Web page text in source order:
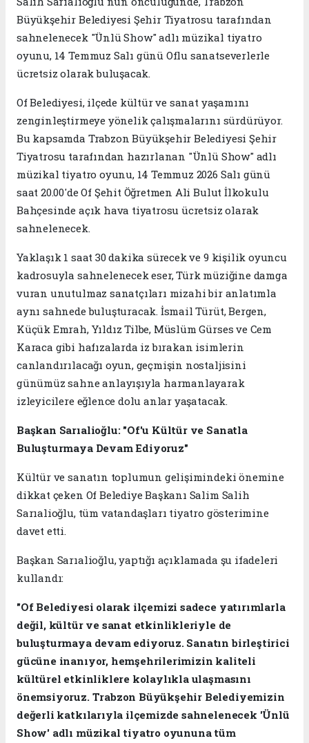
Büyükşehir Belediyesi Şehir Tiyatrosu tarafından
sahnelenecek "Ünlü Show" adlı müzikal tiyatro
oyunu, 14 Temmuz Salı günü Oflu sanatseverlerle
ücretsiz olarak buluşacak.
Of Belediyesi, ilçede kültür ve sanat yaşamını
zenginleştirmeye yönelik çalışmalarını sürdürüyor.
Bu kapsamda Trabzon Büyükşehir Belediyesi Şehir
Tiyatrosu tarafından hazırlanan "Ünlü Show" adlı
müzikal tiyatro oyunu, 14 Temmuz 2026 Salı günü
saat 20.00'de Of Şehit Öğretmen Ali Bulut İlkokulu
Bahçesinde açık hava tiyatrosu ücretsiz olarak
sahnelenecek.
Yaklaşık 1 saat 30 dakika sürecek ve 9 kişilik oyuncu
kadrosuyla sahnelenecek eser, Türk müziğine damga
vuran unutulmaz sanatçıları mizahi bir anlatımla
aynı sahnede buluşturacak. İsmail Türüt, Bergen,
Küçük Emrah, Yıldız Tilbe, Müslüm Gürses ve Cem
Karaca gibi hafızalarda iz bırakan isimlerin
canlandırılacağı oyun, geçmişin nostaljisini
günümüz sahne anlayışıyla harmanlayarak
izleyicilere eğlence dolu anlar yaşatacak.
Başkan Sarıalioğlu: "Of'u Kültür ve Sanatla
Buluşturmaya Devam Ediyoruz"
Kültür ve sanatın toplumun gelişimindeki önemine
dikkat çeken Of Belediye Başkanı Salim Salih
Sarıalioğlu, tüm vatandaşları tiyatro gösterimine
davet etti.
Başkan Sarıalioğlu, yaptığı açıklamada şu ifadeleri
kullandı:
"Of Belediyesi olarak ilçemizi sadece yatırımlarla
değil, kültür ve sanat etkinlikleriyle de
buluşturmaya devam ediyoruz. Sanatın birleştirici
gücüne inanıyor, hemşehrilerimizin kaliteli
kültürel etkinliklere kolaylıkla ulaşmasını
önemsiyoruz. Trabzon Büyükşehir Belediyemizin
değerli katkılarıyla ilçemizde sahnelenecek 'Ünlü
Show' adlı müzikal tiyatro oyununa tüm